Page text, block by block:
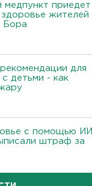
медпункт приедет
жителей
Бора
для
детьми - как
с помощью ИИ
штраф за